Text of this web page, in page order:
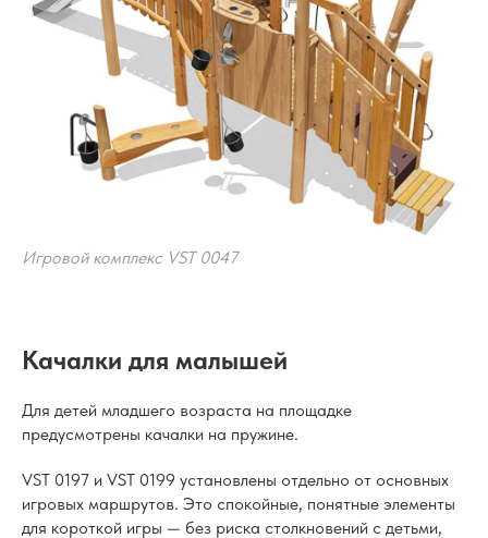
Игровой комплекс VST 0047
Качалки для малышей
Для детей младшего возраста на площадке
предусмотрены качалки на пружине.
VST 0197 и VST 0199 установлены отдельно от основных
игровых маршрутов. Это спокойные, понятные элементы
для короткой игры — без риска столкновений с детьми,